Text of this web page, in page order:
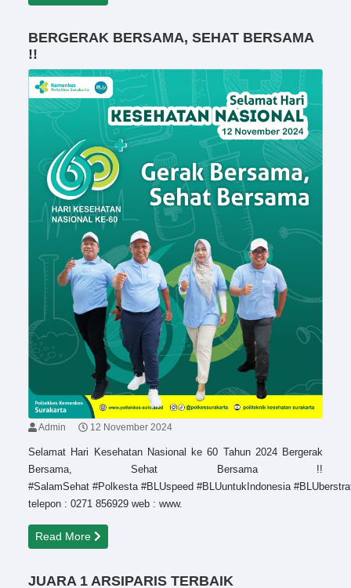
BERGERAK BERSAMA, SEHAT BERSAMA
!!
Admin 12 November 2024
Selamat Hari Kesehatan Nasional ke 60 Tahun 2024 Bergerak
Bersama, Sehat Bersama !!
#SalamSehat #Polkesta #BLUspeed #BLUuntukIndonesia
telepon : 0271 856929 web : www.
Read More
JUARA 1 ARSIPARIS TERBAIK